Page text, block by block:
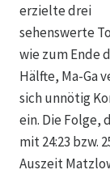
erzielte drei
sehenswerte
wie zum Ende
Hälfte, Ma-Ga
sich unnötig
ein. Die Folge,
mit 24:23 bzw.
Auszeit